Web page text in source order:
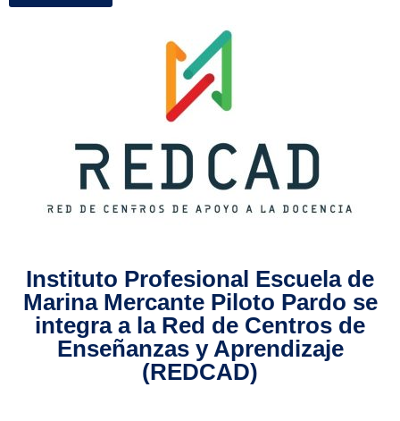
Instituto Profesional Escuela de
Marina Mercante Piloto Pardo se
integra a la Red de Centros de
Enseñanzas y Aprendizaje
(REDCAD)